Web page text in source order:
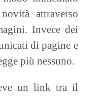
attraverso
Invece dei
di pagine e
più nessuno.
un link tra il